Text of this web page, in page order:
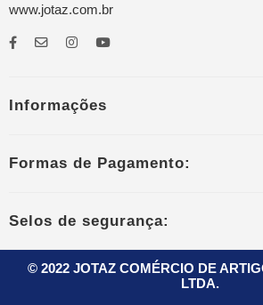
www.jotaz.com.br
Informações
Formas de Pagamento:
Selos de segurança:
© 2022 JOTAZ COMÉRCIO DE
LTDA.